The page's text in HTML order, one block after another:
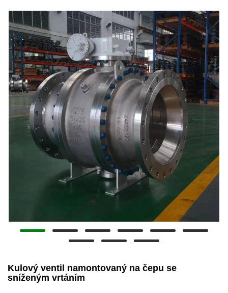
Kulový ventil namontovaný na čepu se
sníženým vrtáním